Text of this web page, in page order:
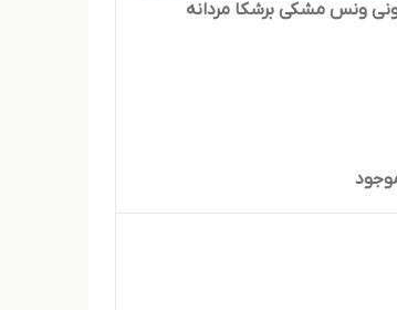
ونس مشکی برشکا مردانه